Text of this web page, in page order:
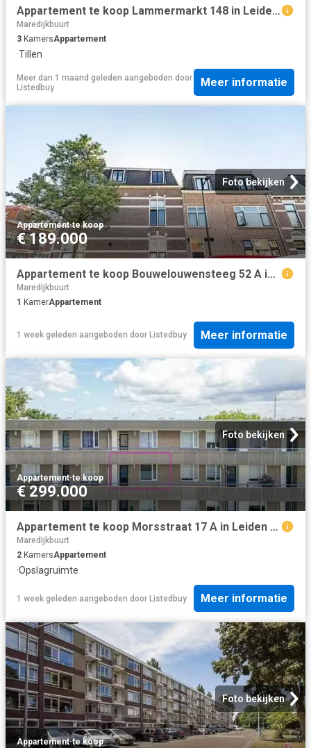
Appartement te koop Lammermarkt 148 in Leiden voor € 455.000
Maredijkbuurt
3 KamersAppartement
·Tillen
Meer dan 1 maand geleden aangeboden door
Listedbuy
Meer informatie
Foto bekijken
Appartement·te koop
€ 189.000
Appartement te koop Bouwelouwensteeg 52 A in Leiden voor € 189.
Maredijkbuurt
1 KamerAppartement
1 week geleden aangeboden door Listedbuy Meer informatie
Foto bekijken
Appartement·te koop
€ 299.000
Appartement te koop Morsstraat 17 A in Leiden voor € 299.000
Maredijkbuurt
2 KamersAppartement
·Opslagruimte
1 week geleden aangeboden door Listedbuy Meer informatie
Foto bekijken
Appartement·te koop